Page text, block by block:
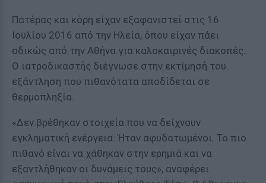
Πατέρας και κόρη είχαν εξαφανιστεί στις 16
Ιουλίου 2016 από την Ηλεία, όπου είχαν πάει
οδικώς από την Αθήνα για καλοκαιρινές διακοπές.
Ο ιατροδικαστής διέγνωσε στην εκτίμησή του
εξάντληση που πιθανότατα αποδίδεται σε
θερμοπληξία.
«Δεν βρέθηκαν στοιχεία που να δείχνουν
εγκληματική ενέργεια. Ήταν αφυδατωμένοι. Το πιο
πιθανό είναι να χάθηκαν στην ερημιά και να
εξαντλήθηκαν οι δυνάμεις τους», αναφέρει